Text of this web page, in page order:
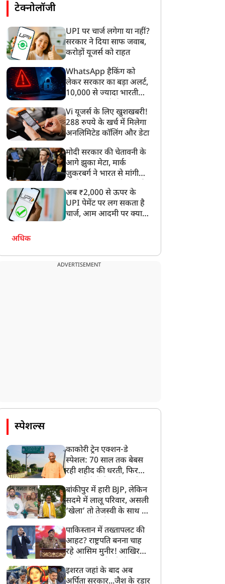
Pok में पाकिस्तानी सेना की
रूर कार्रवाई, 4 दिनों में 50 से
ज्यादा मौते
अमेरिका-ईरान में डील डन!
ट्रंप ने नए हमले रोकने के दिए
खोलने, न्यूक्लियर थ्रेट खत्म
करने का दावा
टेक्नोलॉजी
UPI पर चार्ज लगेगा या नहीं?
सरकार ने दिया साफ जवाब,
करोड़ों यूजर्स को राहत
WhatsApp हैकिंग को
लेकर सरकार का बड़ा अलर्ट,
10,000 से ज्यादा भारतीयों
गया
Vi यूजर्स के लिए खुशखबरी!
288 रुपये के खर्च में मिलेगा
अनलिमिटेड कॉलिंग और डेटा
मोदी सरकार की चेतावनी के
आगे झुका मेटा, मार्क
ज़ुकरबर्ग ने भारत से मांगी
अब ₹2,000 से ऊपर के
UPI पेमेंट पर लग सकता है
चार्ज, आम आदमी पर क्या
अधिक
ADVERTISEMENT
स्पेशल्स
काकोरी ट्रेन एक्शन-डे
स्पेशल: 70 साल तक बेबस
रही शहीद की धरती, फिर
पीढ़ियों का दर्द
बांकीपुर में हारी BJP, लेकिन
सदमे में लालू परिवार, असली
‘खेला’ तो तेजस्वी के साथ हो
पाकिस्तान में तख्तापलट की
आहट? राष्ट्रपति बनना चाह
रहे आसिम मुनीर! आखिर
बनाया मोहरा?
इशरत जहां के बाद अब
अर्पिता सरकार...जैश के रडार